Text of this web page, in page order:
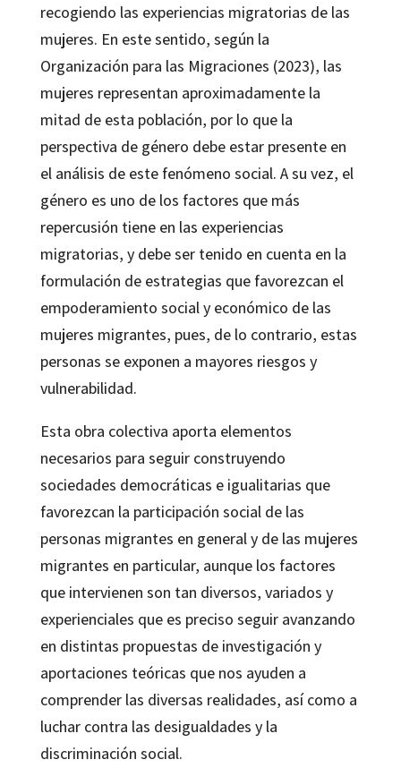
recogiendo las experiencias migratorias de las
mujeres. En este sentido, según la
Organización para las Migraciones (2023), las
mujeres representan aproximadamente la
mitad de esta población, por lo que la
perspectiva de género debe estar presente en
el análisis de este fenómeno social. A su vez, el
género es uno de los factores que más
repercusión tiene en las experiencias
migratorias, y debe ser tenido en cuenta en la
formulación de estrategias que favorezcan el
empoderamiento social y económico de las
mujeres migrantes, pues, de lo contrario, estas
personas se exponen a mayores riesgos y
vulnerabilidad.
Esta obra colectiva aporta elementos
necesarios para seguir construyendo
sociedades democráticas e igualitarias que
favorezcan la participación social de las
personas migrantes en general y de las mujeres
migrantes en particular, aunque los factores
que intervienen son tan diversos, variados y
experienciales que es preciso seguir avanzando
en distintas propuestas de investigación y
aportaciones teóricas que nos ayuden a
comprender las diversas realidades, así como a
luchar contra las desigualdades y la
discriminación social.